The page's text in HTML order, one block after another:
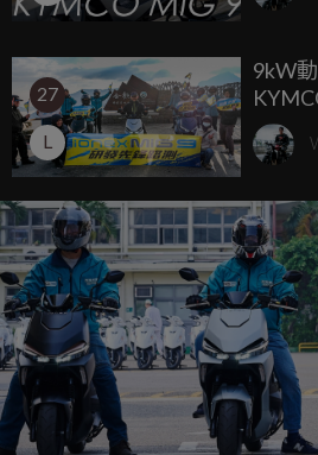
27
L
9kW
路測
瓜上